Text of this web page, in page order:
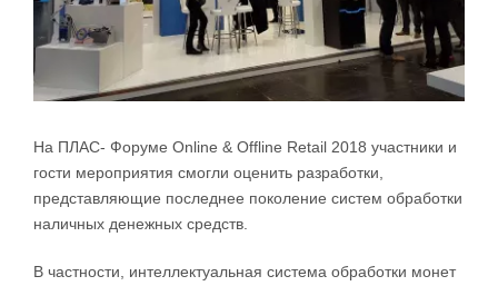
На ПЛАС- Форуме Online & Offline Retail 2018 участники и
гости мероприятия смогли оценить разработки,
представляющие последнее поколение систем обработки
наличных денежных средств.
В частности, интеллектуальная система обработки монет